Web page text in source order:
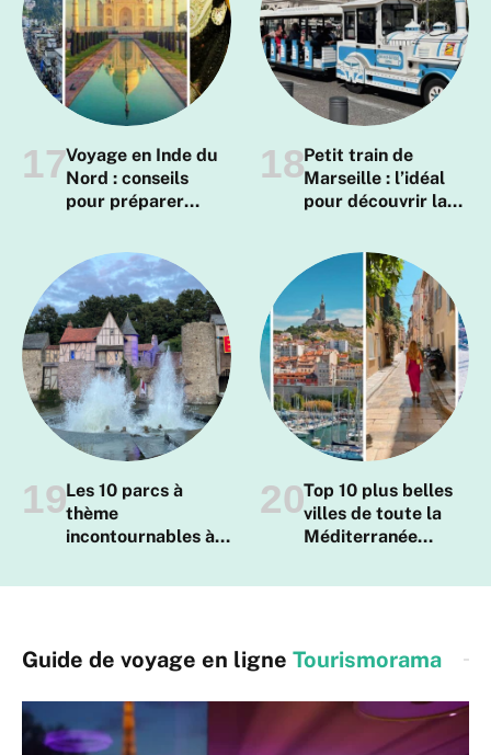
Voyage en Inde du
Nord : conseils
pour préparer
Petit train de
Marseille : l’idéal
pour découvrir la
Les 10 parcs à
thème
incontournables à
Top 10 plus belles
villes de toute la
Méditerranée
Guide de voyage en ligne Tourismorama